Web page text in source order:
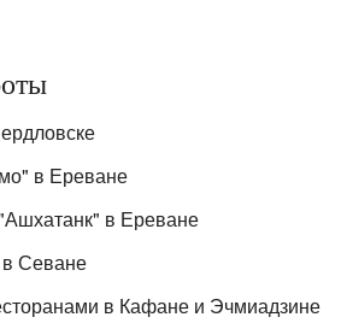
в Ереване
в Ереване
Севане
в Кафане и Эчмиадзине